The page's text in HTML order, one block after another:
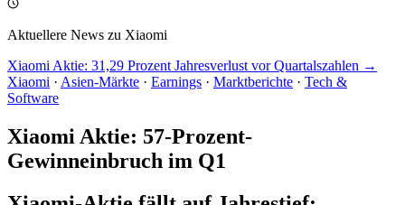
Aktuellere News zu Xiaomi
Xiaomi Aktie: 31,29 Prozent Jahresverlust vor Quartalszahlen →
Xiaomi · Asien-Märkte · Earnings · Marktberichte · Tech &
Software
Xiaomi Aktie: 57-Prozent-
Gewinneinbruch im Q1